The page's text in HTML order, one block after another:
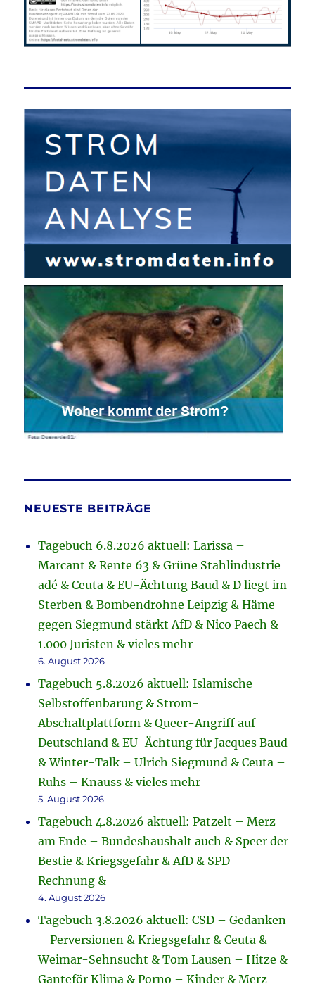
NEUESTE BEITRÄGE
Tagebuch 6.8.2026 aktuell: Larissa –
Marcant & Rente 63 & Grüne Stahlindustrie
adé & Ceuta & EU-Ächtung Baud & D liegt im
Sterben & Bombendrohne Leipzig & Häme
gegen Siegmund stärkt AfD & Nico Paech &
1.000 Juristen & vieles mehr
6. August 2026
Tagebuch 5.8.2026 aktuell: Islamische
Selbstoffenbarung & Strom-
Abschaltplattform & Queer-Angriff auf
Deutschland & EU-Ächtung für Jacques Baud
& Winter-Talk – Ulrich Siegmund & Ceuta –
Ruhs – Knauss & vieles mehr
5. August 2026
Tagebuch 4.8.2026 aktuell: Patzelt – Merz
am Ende – Bundeshaushalt auch & Speer der
Bestie & Kriegsgefahr & AfD & SPD-
Rechnung &
4. August 2026
Tagebuch 3.8.2026 aktuell: CSD – Gedanken
– Perversionen & Kriegsgefahr & Ceuta &
Weimar-Sehnsucht & Tom Lausen – Hitze &
Ganteför Klima & Porno – Kinder & Merz